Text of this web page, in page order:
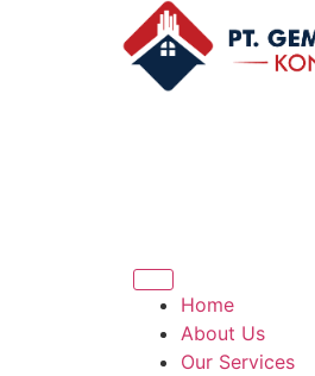
Home
About Us
Our Services